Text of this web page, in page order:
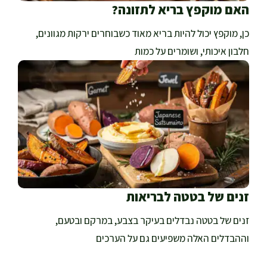
האם מוקפץ בריא לתזונה?
כן, מוקפץ יכול להיות בריא מאוד כשבוחרים ירקות מגוונים,
חלבון איכותי, ושומרים על כמות
זנים של בטטה לבריאות
זנים של בטטה נבדלים בעיקר בצבע, במרקם ובטעם,
וההבדלים האלה משפיעים גם על הערכים